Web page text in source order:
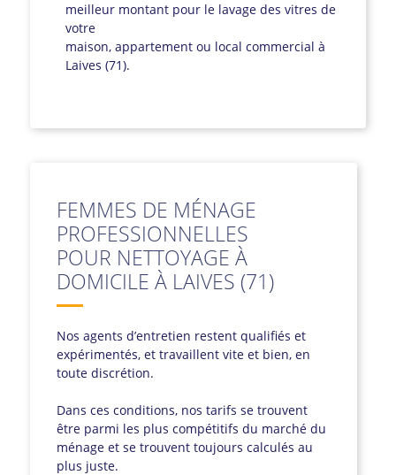
meilleur montant pour le lavage des vitres de
votre
maison, appartement ou local commercial à
Laives (71).
FEMMES DE MÉNAGE
PROFESSIONNELLES
POUR NETTOYAGE À
DOMICILE À LAIVES (71)
Nos agents d’entretien restent qualifiés et
expérimentés, et travaillent vite et bien, en
toute discrétion.
Dans ces conditions, nos tarifs se trouvent
être parmi les plus compétitifs du marché du
ménage et se trouvent toujours calculés au
plus juste.